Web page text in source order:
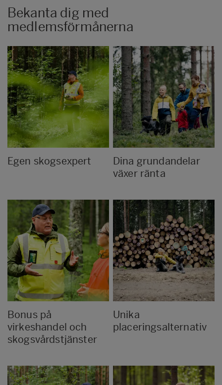
Bekanta dig med
medlemsförmånerna
Egen skogsexpert
Dina grundandelar
växer ränta
Bonus på
virkeshandel och
skogsvårdstjänster
Unika
placeringsalternativ